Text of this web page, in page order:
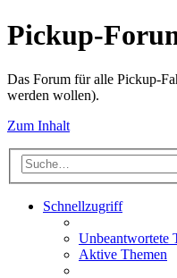
Pickup-
Das Forum für alle Pickup-
werden wollen).
Zum Inhalt
Schnellzugriff
Unbeantwortete
Aktive Themen